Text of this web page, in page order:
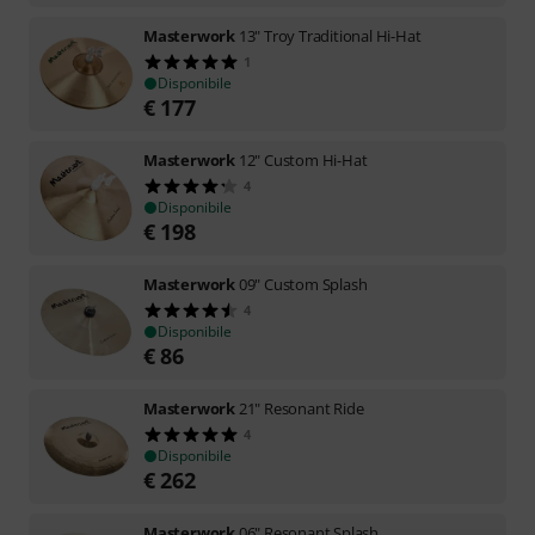
Masterwork 13" Troy Traditional Hi-Hat
1
Disponibile
€ 177
Masterwork 12" Custom Hi-Hat
4
Disponibile
€ 198
Masterwork 09" Custom Splash
4
Disponibile
€ 86
Masterwork 21" Resonant Ride
4
Disponibile
€ 262